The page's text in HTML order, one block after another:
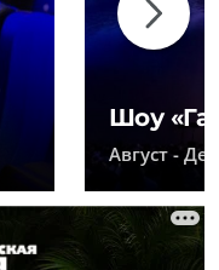
Шоу
Август -